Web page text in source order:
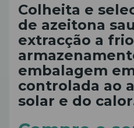
Colheita e
de azeitona
extracção a
embalagem
controlada ao
solar e do